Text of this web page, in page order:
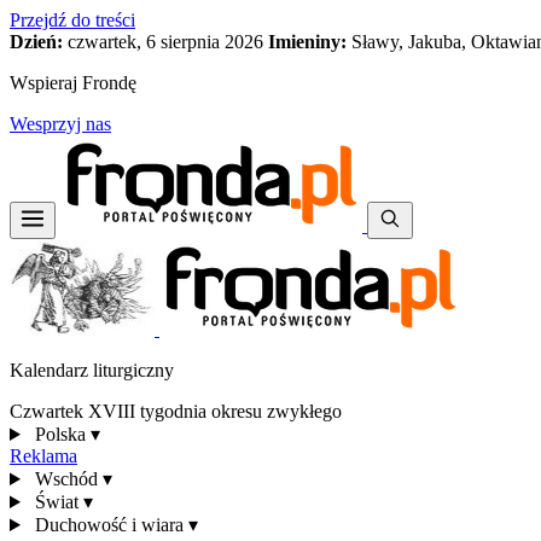
Przejdź do treści
Dzień: czwartek, 6 sierpnia 2026 Imieniny: Sławy, Jakuba,
Wspieraj Frondę
Wesprzyj nas
Kalendarz liturgiczny
Czwartek XVIII tygodnia okresu zwykłego
Polska ▾
Reklama
Wschód ▾
Świat ▾
Duchowość i wiara ▾